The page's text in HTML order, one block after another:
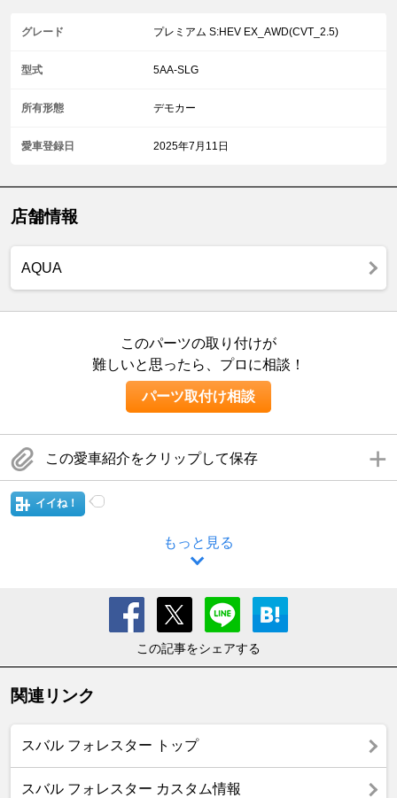
グレード プレミアム S:HEV EX_AWD(CVT_2.5)
型式 5AA-SLG
所有形態 デモカー
愛車登録日 2025年7月11日
店舗情報
AQUA
このパーツの取り付けが
難しいと思ったら、プロに相談！
パーツ取付け相談
この愛車紹介をクリップして保存
イイね！
もっと見る
この記事をシェアする
関連リンク
スバル フォレスター トップ
スバル フォレスター カスタム情報